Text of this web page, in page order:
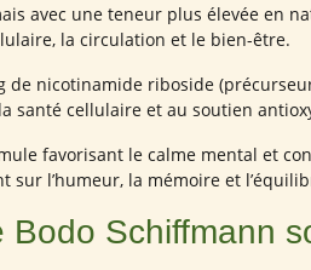
avec une teneur plus élevée en
la circulation et le bien-être.
de nicotinamide riboside
santé cellulaire et au soutien
favorisant le calme mental et
sur l’humeur, la mémoire et
Schiffmann